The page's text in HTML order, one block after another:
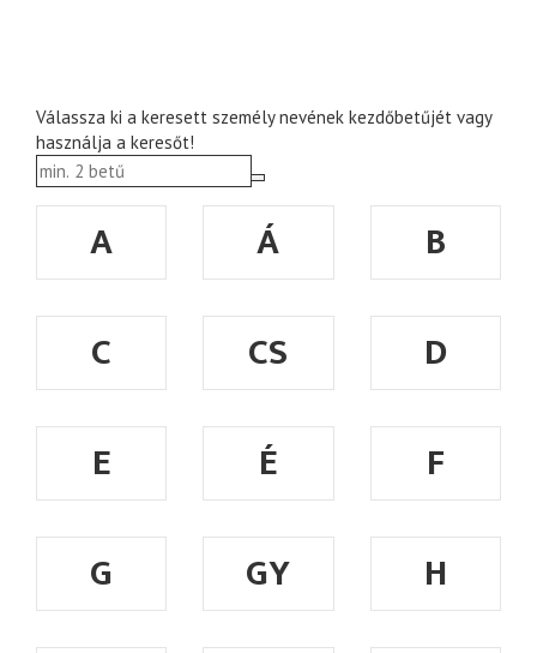
Válassza ki a keresett személy nevének kezdőbetűjét vagy
használja a keresőt!
A Á
B
C
CS
D
E
É
F
G
GY
H